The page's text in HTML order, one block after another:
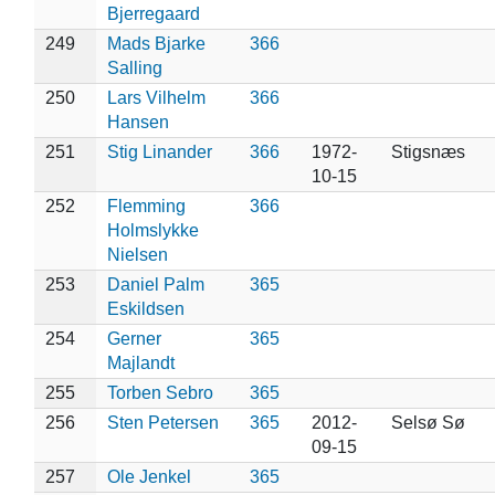
Bjerregaard
249
Mads Bjarke
Salling
366
250
Lars Vilhelm
Hansen
366
251 Stig Linander 366
1972-
10-15
Stigsnæs
252
Flemming
Holmslykke
Nielsen
366
253
Daniel Palm
Eskildsen
365
254
Gerner
Majlandt
365
255 Torben Sebro
365
256
Sten Petersen 365
2012-
09-15
Selsø Sø
257 Ole Jenkel
365